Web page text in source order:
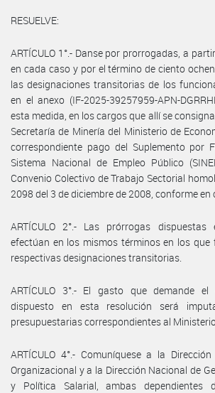
RESUELVE:
ARTÍCULO 1°.- Danse por prorrogadas, a
en cada caso y por el término de ciento
las designaciones transitorias de los
en el anexo (IF-2025-39257959-APN-
esta medida, en los cargos que allí se
Secretaría de Minería del Ministerio de
correspondiente pago del Suplemento por
Sistema Nacional de Empleo Público
Convenio Colectivo de Trabajo Sectorial
2098 del 3 de diciembre de 2008, conforme en
ARTÍCULO 2°.- Las prórrogas
efectúan en los mismos términos en los que
respectivas designaciones transitorias.
ARTÍCULO 3°.- El gasto que demande
dispuesto en esta resolución será
presupuestarias correspondientes al
ARTÍCULO 4°.- Comuníquese a la
Organizacional y a la Dirección Nacional de
y Política Salarial, ambas dependientes